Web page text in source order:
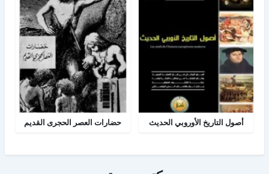
أصول التاريخ الأوروبي الحديث حضارات العصر الحجرى القديم